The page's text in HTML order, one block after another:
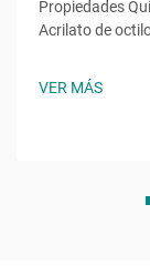
Propiedades
Acrilato de
una molécula
VER MÁS